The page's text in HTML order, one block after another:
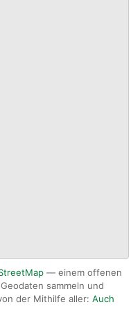
— einem offenen
sammeln und
der Mithilfe aller: Auch